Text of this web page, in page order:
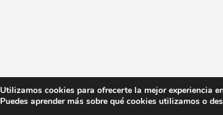
Utilizamos cookies para ofrecerte la mejor experiencia
Puedes aprender más sobre qué cookies utilizamos o